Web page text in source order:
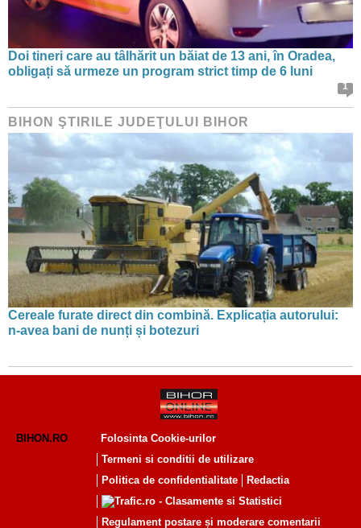
Doi tineri care au tâlhărit un băiat de 13 ani, în Oradea,
obligați să urmeze un program strict timp de 6 luni
1
BIHON ŞTIRILE JUDEŢULUI BIHOR
Cereale furate direct din combină. Explicația autorului:
n-avea bani de nunți și botezuri
BIHON.RO
Folosinta Cookie-urilor
Termeni si conditii de utilizare
Politica de confidentialitate
Redactia
Regulament postare și moderare comentarii